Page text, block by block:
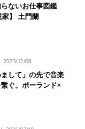
らないお仕事図鑑
家】 土門蘭
2025/12/08
まして」の先で音楽
ぐ。ポーランド×